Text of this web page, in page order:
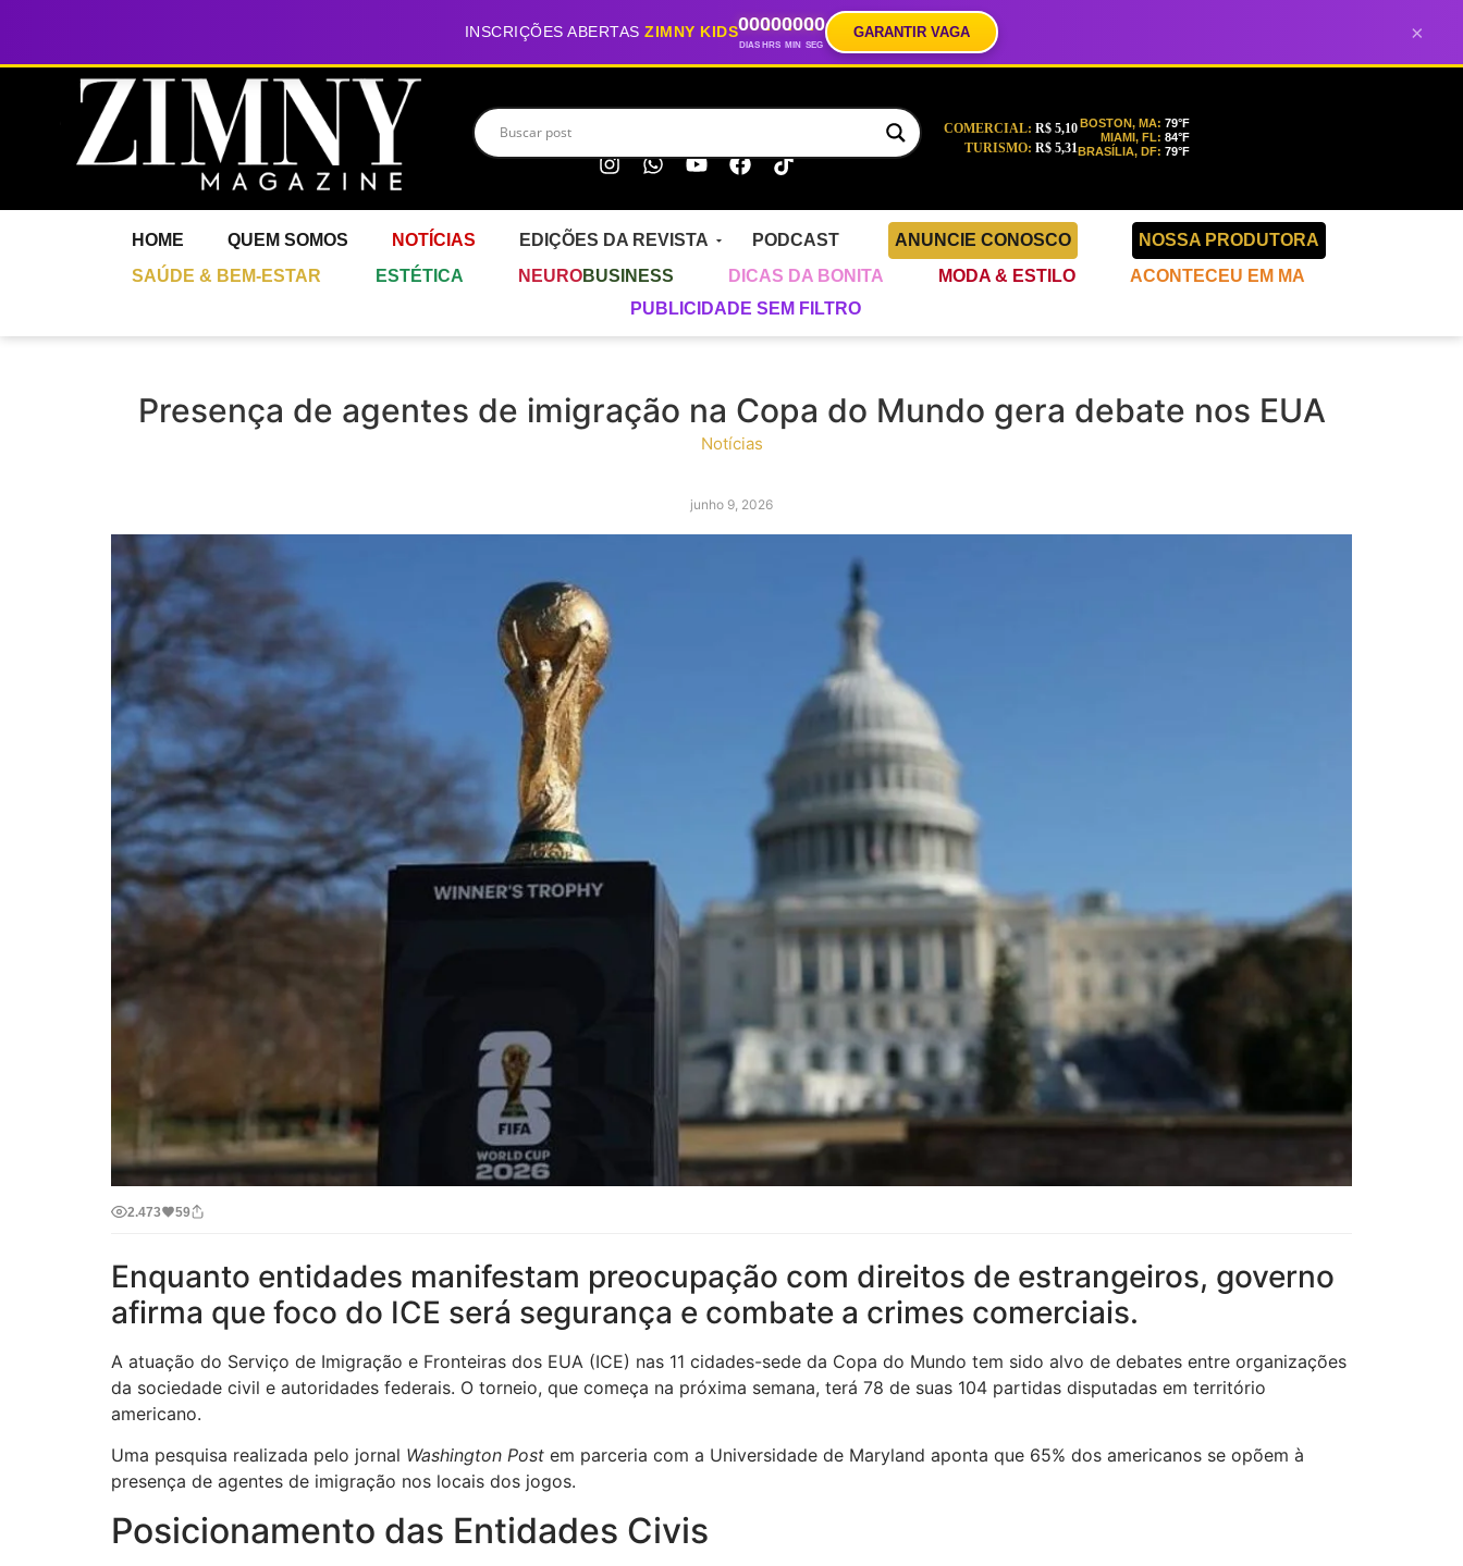
INSCRIÇÕES ABERTASZIMNY KIDS00
DIAS
00
HRS
00
MIN
00
SEG
GARANTIR VAGA ×
COMERCIAL: R$ 5,10
TURISMO: R$ 5,31
BOSTON, MA: 79°F
MIAMI, FL: 84°F
BRASÍLIA, DF: 79°F
HOME QUEM SOMOS NOTÍCIAS EDIÇÕES DA REVISTA PODCAST ANUNCIE CONOSCO
NOSSA PRODUTORA
SAÚDE & BEM-ESTAR
ESTÉTICA NEUROBUSINESS DICAS DA BONITA MODA & ESTILO
ACONTECEU EM MA
PUBLICIDADE SEM FILTRO
Presença de agentes de imigração na Copa do Mundo gera debate nos EUA
Notícias
junho 9, 2026
2.473 59
Enquanto entidades manifestam preocupação com direitos de estrangeiros, governo
afirma que foco do ICE será segurança e combate a crimes comerciais.
A atuação do Serviço de Imigração e Fronteiras dos EUA (ICE) nas 11 cidades-sede da Copa do Mundo tem sido alvo de debates entre organizações
da sociedade civil e autoridades federais. O torneio, que começa na próxima semana, terá 78 de suas 104 partidas disputadas em território
americano.
Uma pesquisa realizada pelo jornal Washington Post em parceria com a Universidade de Maryland aponta que 65% dos americanos se opõem à
presença de agentes de imigração nos locais dos jogos.
Posicionamento das Entidades Civis